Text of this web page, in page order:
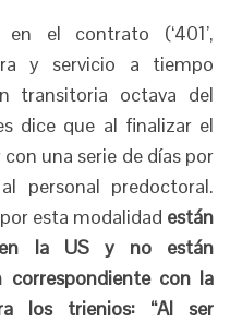
el contrato (‘401’,
y servicio a tiempo
transitoria octava del
dice que al finalizar el
una serie de días por
personal predoctoral.
esta modalidad están
en la US y no están
correspondiente con la
los trienios: “Al ser